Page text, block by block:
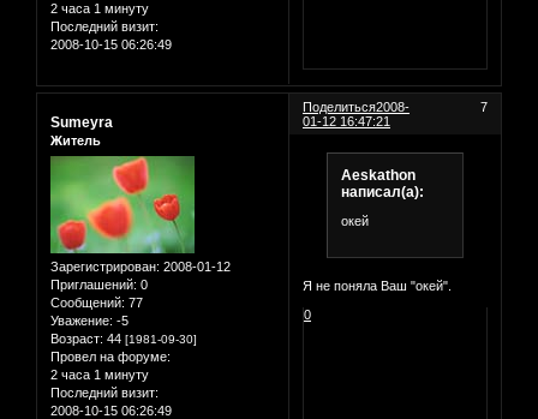
2 часа 1 минуту
Последний визит:
2008-10-15 06:26:49
Поделиться 7
2008-
01-12 16:47:21
Sumeyra
Житель
Зарегистрирован: 2008-01-12
Приглашений: 0
Сообщений: 77
Уважение: -5
Возраст: 44 [1981-09-30]
Провел на форуме:
2 часа 1 минуту
Последний визит:
2008-10-15 06:26:49
Aeskathon
написал(а):
окей
Я не поняла Ваш "окей".
0